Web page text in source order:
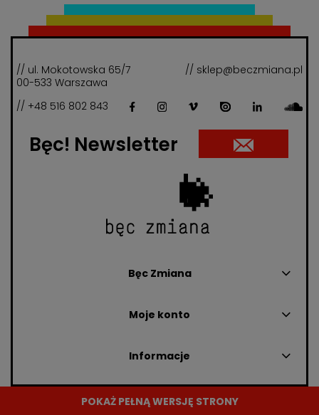
// ul. Mokotowska 65/7
00-533 Warszawa
// sklep@beczmiana.pl
// +48 516 802 843
Bęc! Newsletter
Bęc Zmiana
Moje konto
Informacje
POKAŻ PEŁNĄ WERSJĘ STRONY